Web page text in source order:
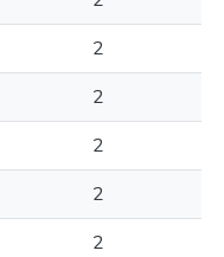
2
2
2
2
2